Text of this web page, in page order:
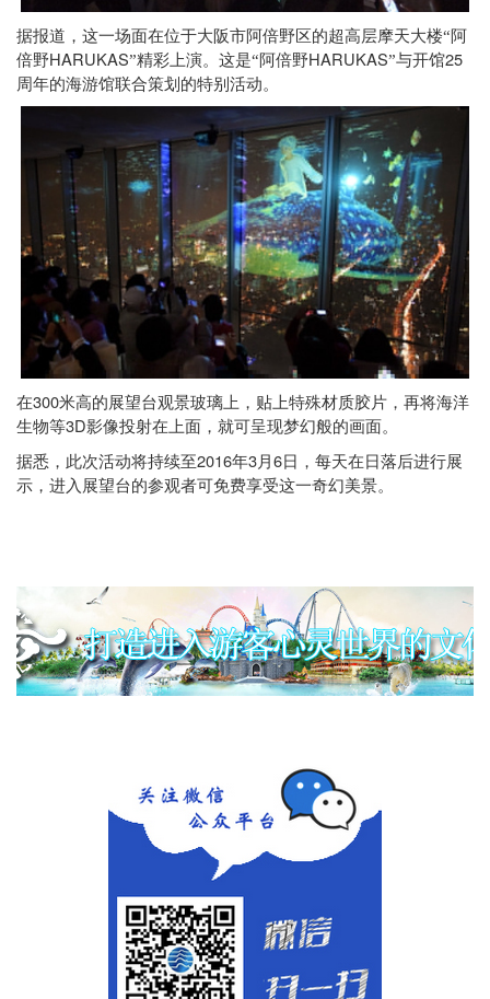
据报道，这一场面在位于大阪市阿倍野区的超高层摩天大楼“阿
倍野HARUKAS”精彩上演。这是“阿倍野HARUKAS”与开馆25
周年的海游馆联合策划的特别活动。
在300米高的展望台观景玻璃上，贴上特殊材质胶片，再将海洋
生物等3D影像投射在上面，就可呈现梦幻般的画面。
据悉，此次活动将持续至2016年3月 6日 ，每天在日落后进行展
示，进入展望台的参观者可免费享受这一奇幻美景。